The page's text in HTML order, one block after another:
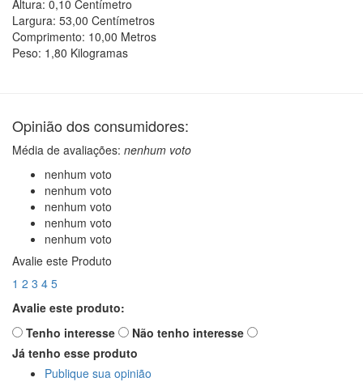
Altura: 0,10 Centímetro
Largura: 53,00 Centímetros
Comprimento: 10,00 Metros
Peso: 1,80 Kilogramas
Opinião dos consumidores:
Média de avaliações: nenhum voto
nenhum voto
nenhum voto
nenhum voto
nenhum voto
nenhum voto
Avalie este Produto
1 2 3 4 5
Avalie este produto:
Tenho interesse
Não tenho interesse
Já tenho esse produto
Publique sua opinião